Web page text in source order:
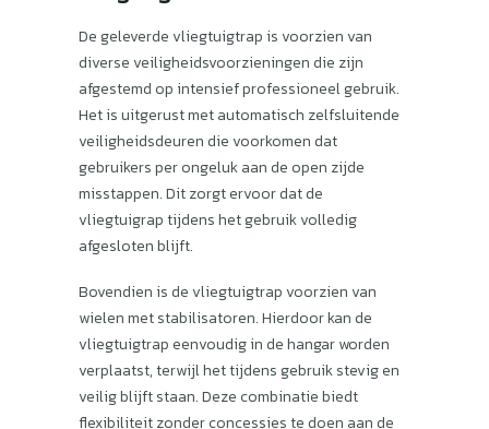
De geleverde vliegtuigtrap is voorzien van
diverse veiligheidsvoorzieningen die zijn
afgestemd op intensief professioneel gebruik.
Het is uitgerust met automatisch zelfsluitende
veiligheidsdeuren die voorkomen dat
gebruikers per ongeluk aan de open zijde
misstappen. Dit zorgt ervoor dat de
vliegtuigrap tijdens het gebruik volledig
afgesloten blijft.
Bovendien is de vliegtuigtrap voorzien van
wielen met stabilisatoren. Hierdoor kan de
vliegtuigtrap eenvoudig in de hangar worden
verplaatst, terwijl het tijdens gebruik stevig en
veilig blijft staan. Deze combinatie biedt
flexibiliteit zonder concessies te doen aan de